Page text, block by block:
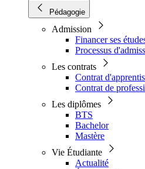
Pédagogie
Admission
Financer ses
Processus
Les contrats
Contrat
Contrat de
Les diplômes
BTS
Bachelor
Mastère
Vie Étudiante
Actualité